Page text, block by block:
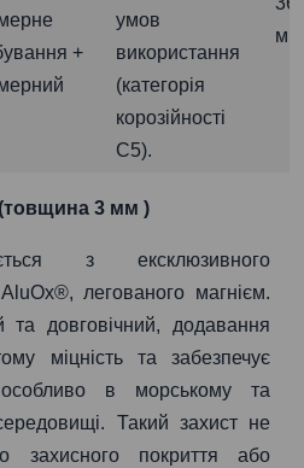
+
умов
використання
(категорія
корозійності
C5).
3 мм )
з ексклюзивного
легованого магнієм.
та довговічний, додавання
міцність та забезпечує
особливо в морському та
Такий захист не
захисного покриття або